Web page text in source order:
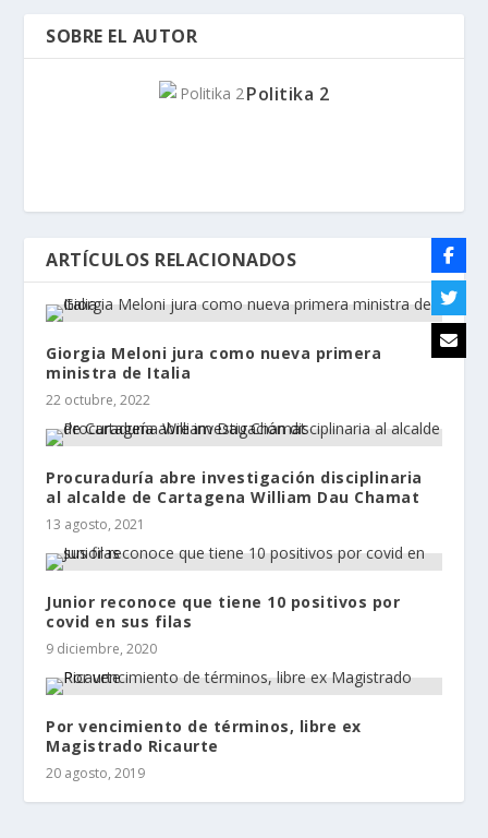
SOBRE EL AUTOR
Politika 2
ARTÍCULOS RELACIONADOS
Giorgia Meloni jura como nueva primera
ministra de Italia
22 octubre, 2022
Procuraduría abre investigación disciplinaria
al alcalde de Cartagena William Dau Chamat
13 agosto, 2021
Junior reconoce que tiene 10 positivos por
covid en sus filas
9 diciembre, 2020
Por vencimiento de términos, libre ex
Magistrado Ricaurte
20 agosto, 2019